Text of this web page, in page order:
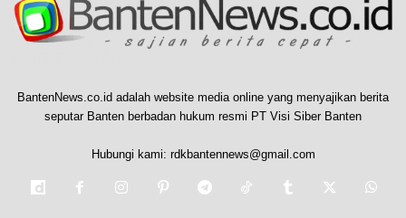
BantenNews.co.id adalah website media online yang menyajikan berita
seputar Banten berbadan hukum resmi PT Visi Siber Banten
Hubungi kami: rdkbantennews@gmail.com